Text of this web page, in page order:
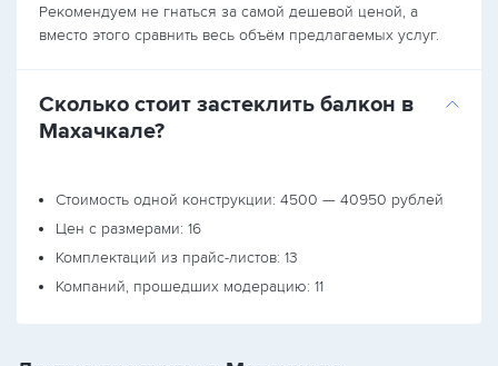
Рекомендуем не гнаться за самой дешевой ценой, а
вместо этого сравнить весь объём предлагаемых услуг.
Сколько стоит застеклить балкон в
Махачкале?
Стоимость одной конструкции: 4500 — 40950 рублей
Цен с размерами: 16
Комплектаций из прайс-листов: 13
Компаний, прошедших модерацию: 11